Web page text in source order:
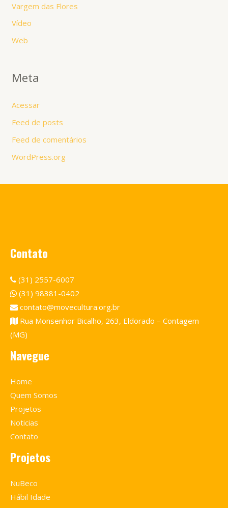
Vargem das Flores
Vídeo
Web
Meta
Acessar
Feed de posts
Feed de comentários
WordPress.org
Contato
(31) 2557-6007
(31) 98381-0402
contato@movecultura.org.br
Rua Monsenhor Bicalho, 263, Eldorado – Contagem
(MG)
Navegue
Home
Quem Somos
Projetos
Noticias
Contato
Projetos
NuBeco
Hábil Idade